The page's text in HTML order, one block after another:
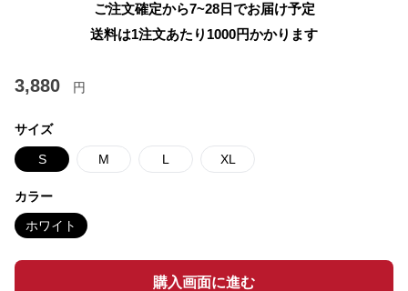
ご注文確定から7~28日でお届け予定
送料は1注文あたり 1000円かかります
3,880 円
サイズ
S M L XL
カラー
ホワイト
購入画面に進む